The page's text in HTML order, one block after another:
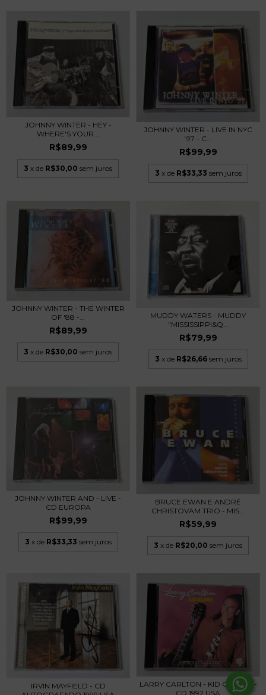
JOHNNY WINTER - HEY -
WHERE'S YOUR...
R$89,99
3 x de R$30,00 sem juros
JOHNNY WINTER - LIVE IN NYC
'97 - C...
R$99,99
3 x de R$33,33 sem juros
JOHNNY WINTER - THE WINTER
OF '88 -...
R$89,99
3 x de R$30,00 sem juros
MUDDY WATERS - MUDDY
"MISSISSIPPI&Q...
R$79,99
3 x de R$26,66 sem juros
JOHNNY WINTER AND - LIVE -
CD EUROPA
R$99,99
3 x de R$33,33 sem juros
BRUCE EWAN E ANDRÉ
CHRISTOVAM TRIO - MIS...
R$59,99
3 x de R$20,00 sem juros
IRVIN MAYFIELD - CD
LARRY CARLTON - KID GLOVES -
CD 1992 USA